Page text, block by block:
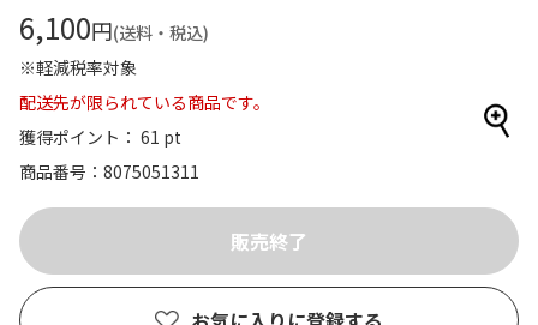
6,100円(送料・税込)
※軽減税率対象
配送先が限られている商品です。
獲得ポイント： 61 pt
商品番号
8075051311